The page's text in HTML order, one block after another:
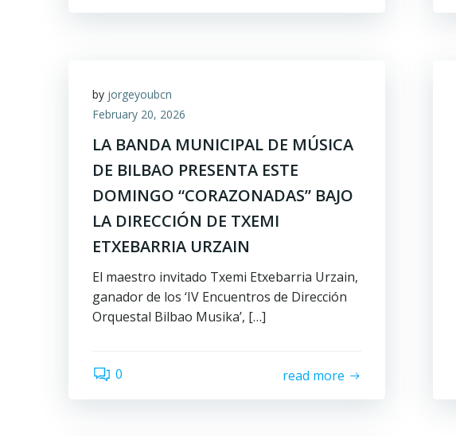
by jorgeyoubcn
February 20, 2026
LA BANDA MUNICIPAL DE MÚSICA
DE BILBAO PRESENTA ESTE
DOMINGO “CORAZONADAS” BAJO
LA DIRECCIÓN DE TXEMI
ETXEBARRIA URZAIN
El maestro invitado Txemi Etxebarria Urzain,
ganador de los ‘IV Encuentros de Dirección
Orquestal Bilbao Musika’, […]
0 read more